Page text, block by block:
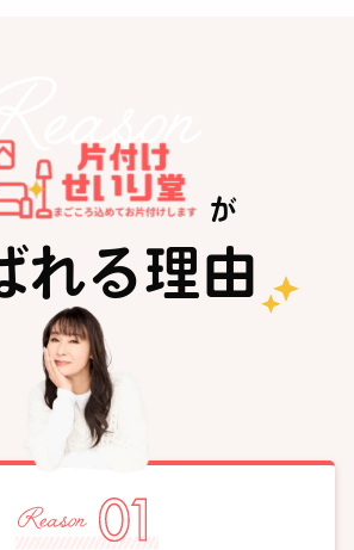
が
れる理由